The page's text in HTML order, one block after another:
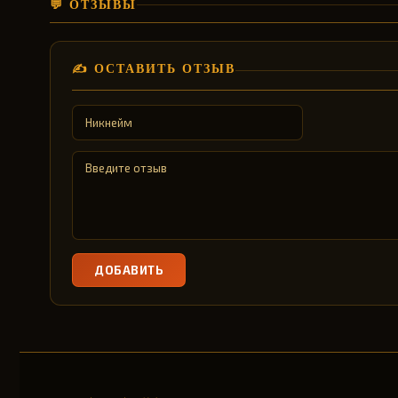
💬 ОТЗЫВЫ
✍️ ОСТАВИТЬ ОТЗЫВ
ДОБАВИТЬ